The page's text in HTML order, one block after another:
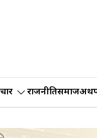
राजनीतिसमाजअर्थ